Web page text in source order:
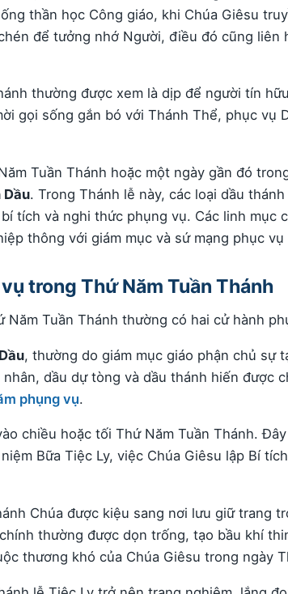
thần học Công giáo, khi Chúa Giêsu
để tưởng nhớ Người, điều đó cũng liên
thường được xem là dịp để người tín
gọi sống gắn bó với Thánh Thể, phục vụ
Tuần Thánh hoặc một ngày gần đó
Dầu. Trong Thánh lễ này, các loại dầu
tích và nghi thức phụng vụ. Các linh mục
thông với giám mục và sứ mạng phục vụ
trong Thứ Năm Tuần Thánh
Năm Tuần Thánh thường có hai cử hành
, thường do giám mục giáo phận chủ sự
dầu dự tòng và dầu thánh hiến được
phụng vụ.
chiều hoặc tối Thứ Năm Tuần Thánh.
Bữa Tiệc Ly, việc Chúa Giêsu lập Bí
Chúa được kiệu sang nơi lưu giữ trang
thường được dọn trống, tạo bầu khí
thương khó của Chúa Giêsu trong ngày